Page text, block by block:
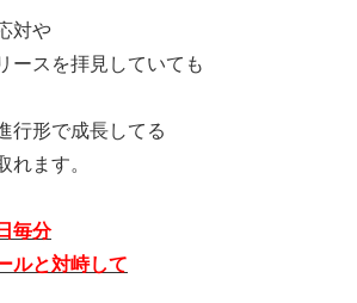
対や
ースを拝見していても
行形で成長してる
れます。
毎分
ルと対峙して